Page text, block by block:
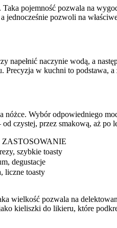
pojemność pozwala na
pozwoli na
naczynie wodą, a
w kuchni to podstawa,
Wybór odpowiedniego
czystej, przez smakową, aż po
szybkie toasty
degustacje
liczne toasty
wielkość pozwala na
kieliszki do likieru, które